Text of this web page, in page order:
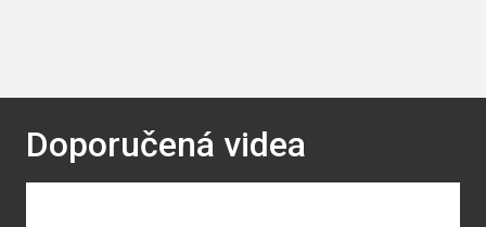
Doporučená videa